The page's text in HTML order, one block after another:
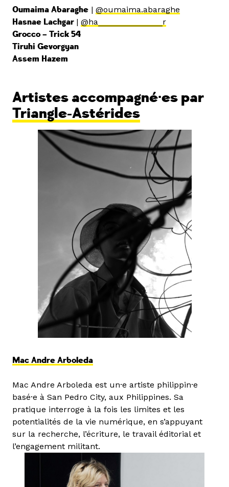
Oumaima Abaraghe | @oumaima.abaraghe
Hasnae Lachgar | @ha______________r
Grocco – Trick 54
Tiruhi Gevorgyan
Assem Hazem
Artistes accompagné·es par
Triangle-Astérides
Mac Andre Arboleda
Mac Andre Arboleda est un·e artiste philippin·e
basé·e à San Pedro City, aux Philippines. Sa
pratique interroge à la fois les limites et les
potentialités de la vie numérique, en s’appuyant
sur la recherche, l’écriture, le travail éditorial et
l’engagement militant.